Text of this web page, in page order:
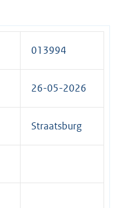
013994
26-05-2026
Straatsburg